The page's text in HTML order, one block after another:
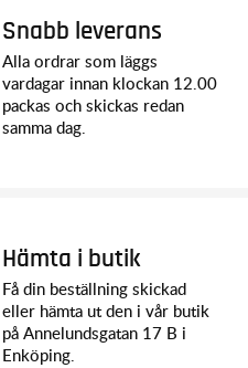
Snabb leverans
Alla ordrar som läggs
vardagar innan klockan 12.00
packas och skickas redan
samma dag.
Hämta i butik
Få din beställning skickad
eller hämta ut den i vår butik
på Annelundsgatan 17 B i
Enköping.